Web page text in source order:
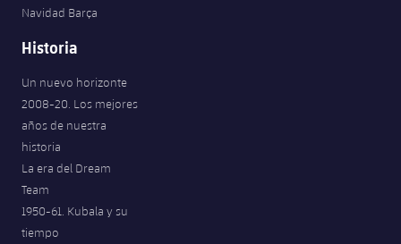
Navidad Barça
Historia
Un nuevo horizonte
2008-20. Los mejores
años de nuestra
historia
La era del Dream
Team
1950-61. Kubala y su
tiempo